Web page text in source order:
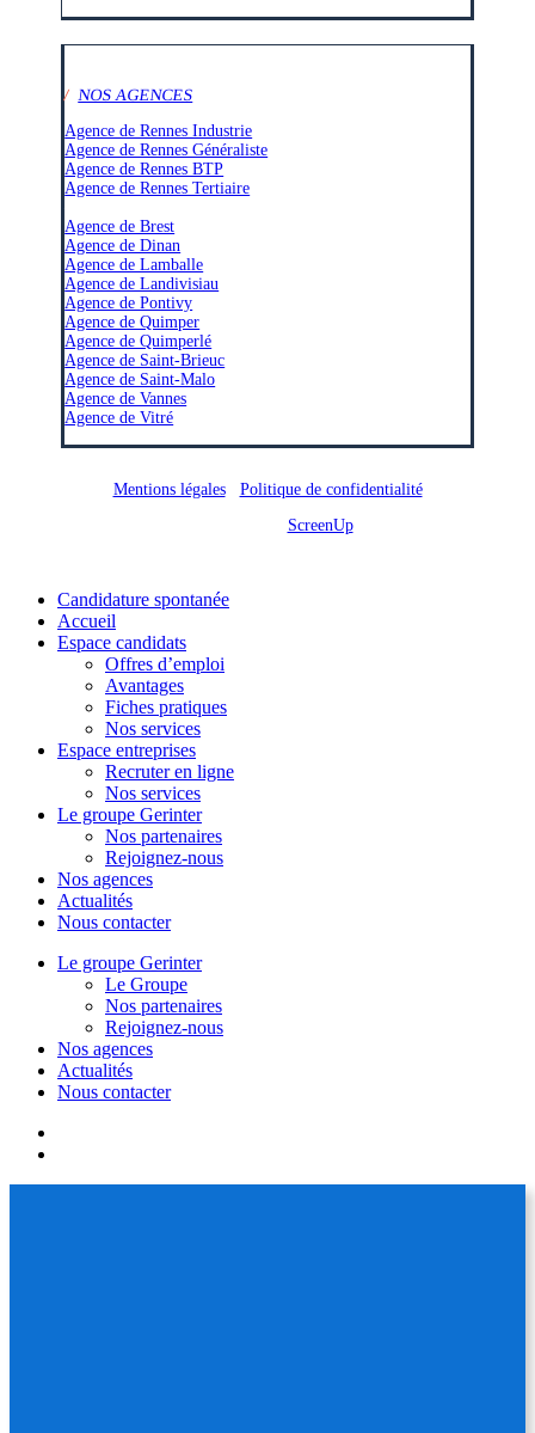
/ NOS AGENCES
Agence de Rennes Industrie
Agence de Rennes Généraliste
Agence de Rennes BTP
Agence de Rennes Tertiaire
Agence de Brest
Agence de Dinan
Agence de Lamballe
Agence de Landivisiau
Agence de Pontivy
Agence de Quimper
Agence de Quimperlé
Agence de Saint-Brieuc
Agence de Saint-Malo
Agence de Vannes
Agence de Vitré
Mentions légales/ Politique de confidentialité
ScreenUp
Close
Menu
Candidature spontanée
Accueil
Espace candidats
Offres d’emploi
Avantages
Fiches pratiques
Nos services
Espace entreprises
Recruter en ligne
Nos services
Le groupe Gerinter
Nos partenaires
Rejoignez-nous
Nos agences
Actualités
Nous contacter
Le groupe Gerinter
Le Groupe
Nos partenaires
Rejoignez-nous
Nos agences
Actualités
Nous contacter